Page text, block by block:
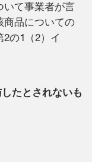
いて事業者が言
商品についての
の1（2）イ
たとされないも